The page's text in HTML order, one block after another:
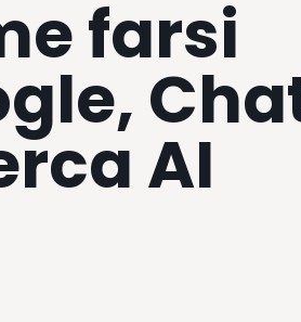
farsi
AI